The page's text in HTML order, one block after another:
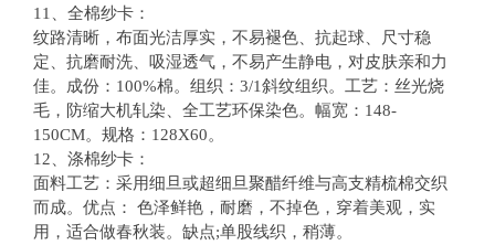
11、全棉纱卡：
纹路清晰，布面光洁厚实，不易褪色、抗起球、尺寸稳
定、抗磨耐洗、吸湿透气，不易产生静电，对皮肤亲和力
佳。成份：100%棉。组织：3/1斜纹组织。工艺：丝光烧
毛，防缩大机轧染、全工艺环保染色。幅宽：148-
150CM。规格：128X60。
12、涤棉纱卡：
面料工艺：采用细旦或超细旦聚醋纤维与高支精梳棉交织
而成。优点： 色泽鲜艳，耐磨，不掉色，穿着美观，实
用，适合做春秋装。缺点;单股线织，稍薄。